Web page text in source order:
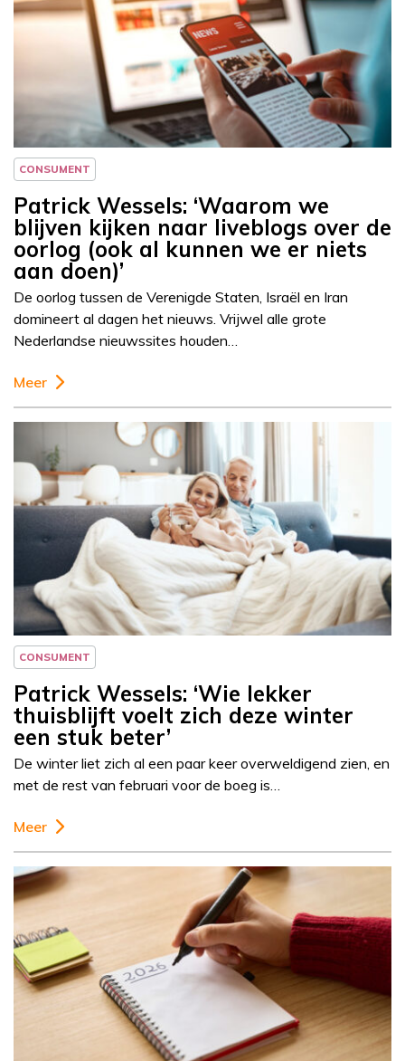
Column
Patrick Wessels
CONSUMENT
Patrick Wessels: ‘Waarom we
blijven kijken naar liveblogs over de
oorlog (ook al kunnen we er niets
aan doen)’
De oorlog tussen de Verenigde Staten, Israël en Iran
domineert al dagen het nieuws. Vrijwel alle grote
Nederlandse nieuwssites houden…
Meer
Column
Patrick Wessels
CONSUMENT
Patrick Wessels: ‘Wie lekker
thuisblijft voelt zich deze winter
een stuk beter’
De winter liet zich al een paar keer overweldigend zien, en
met de rest van februari voor de boeg is…
Meer
Column
Patrick Wessels